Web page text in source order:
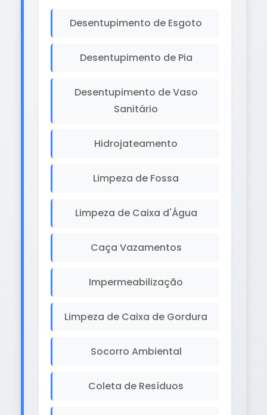
Desentupimento de Esgoto
Desentupimento de Pia
Desentupimento de Vaso
Sanitário
Hidrojateamento
Limpeza de Fossa
Limpeza de Caixa d'Água
Caça Vazamentos
Impermeabilização
Limpeza de Caixa de Gordura
Socorro Ambiental
Coleta de Resíduos